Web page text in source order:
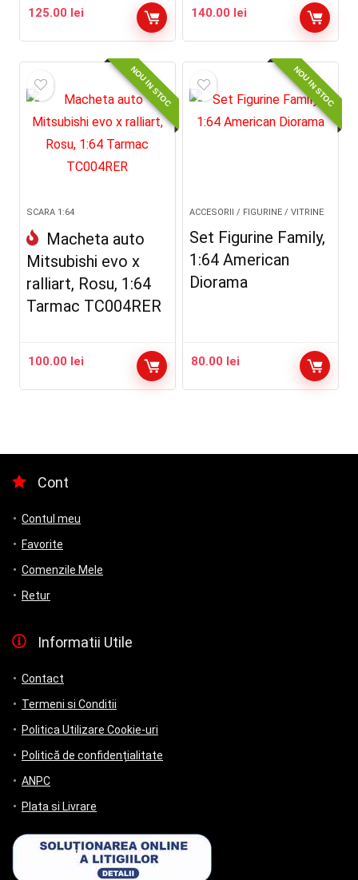
125.00 lei 140.00 lei
NOU IN STOC
SCARA 1:64
Macheta auto
Mitsubishi evo x
ralliart, Rosu, 1:64
Tarmac TC004RER
100.00 lei
NOU IN STOC
ACCESORII / FIGURINE / VITRINE
Set Figurine Family,
1:64 American
Diorama
80.00 lei
Cont
Contul meu
Favorite
Comenzile Mele
Retur
Informatii Utile
Contact
Termeni si Conditii
Politica Utilizare Cookie-uri
Politică de confidențialitate
ANPC
Plata si Livrare